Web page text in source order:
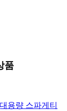
품
용량 스파게티